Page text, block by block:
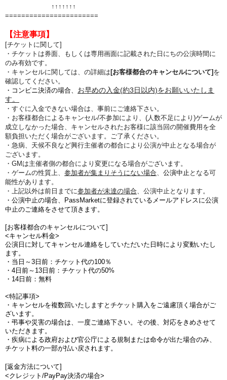
↑↑ ↑↑ ↑↑ ↑
=======================
【注意事項】
[チケットに関して]
・チケットは券面、もしくは専用画面に記載された日にちの公演時間に
のみ有効です。
・キャンセルに関しては、の詳細は [お客様都合のキャンセルについて] を
確認してください。
・コンビニ決済の場合、 お早めの入金(約3日以内)をお願いいたしま
す。
・すぐに入金できない場合は、事前にご連絡下さい。
・お客様都合によるキャンセル/不参加により、(人数不足により)ゲームが
成立しなかった場合、 キャンセルされたお客様に該当回の開催費用を全
額負担いただく場合がございます。ご了承ください。
・急病、天候不良など興行主催者の都合により公演が中止となる場合が
ございます。
・GMは主催者側の都合により変更になる場合がございます。
・ゲームの性質上、 参加者が集まりそうにない場合、 公演中止 となる可
能性があります。
・上記以外は前日までに参加者が未達の場合、公演中止となります。
・公演中止の場合、PassMarketに登録されているメールアドレスに公演
中止のご連絡をさせて頂きます。
[お客様都合のキャンセルについて]
<キャンセル料金>
公演日に対してキャンセル連絡をしていただいた日時により変動いたし
ます。
・当日～3日前：チケット代の100％
・4日前～13日前：チケット代の50%
・14日前：無料
<特記事項>
・キャンセルを複数回いたしますとチケット購入をご遠慮頂く場合がご
ざいます。
・弔事や災害の場合は、一度ご連絡下さい。その後、対応をきめさせて
いただきます。
・疾病による政府および官公庁による規制または命令が出た場合のみ、
チケット料の一部が払い戻されます。
[返金方法について]
<クレジット/PayPay決済の場合>